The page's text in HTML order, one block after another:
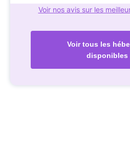
Voir nos avis sur les
Voir tous les
disponibles